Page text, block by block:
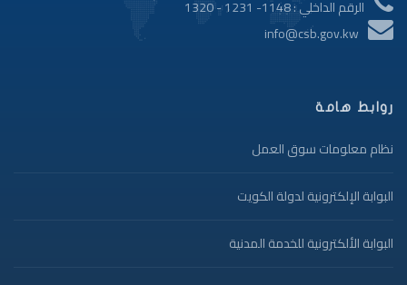
الرقم الداخلي : 1148- 1231 - 1320
info@csb.gov.kw
روابط هامة
نظام معلومات سوق العمل
البوابة الإلكترونية لدولة الكويت
البوابة الألكترونية للخدمة المدنية